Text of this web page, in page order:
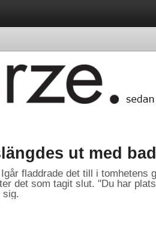
ut med
fladdrade det till i tomhetens
det som tagit slut. "Du har
sig.